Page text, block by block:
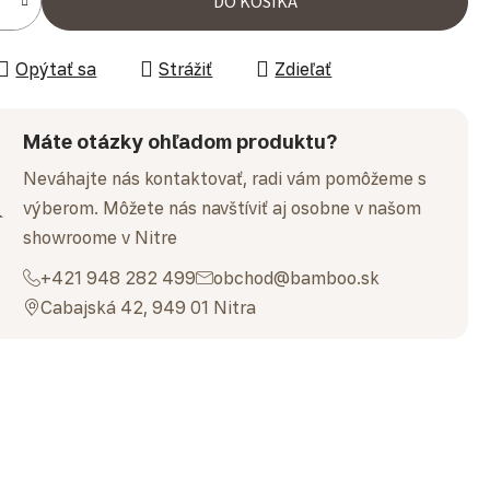
Opýtať sa Strážiť Zdieľať
Máte otázky ohľadom produktu?
Neváhajte nás kontaktovať, radi vám pomôžeme s
výberom. Môžete nás navštíviť aj osobne v našom
showroome v Nitre
+421 948 282 499
obchod@bamboo.sk
Cabajská 42, 949 01 Nitra